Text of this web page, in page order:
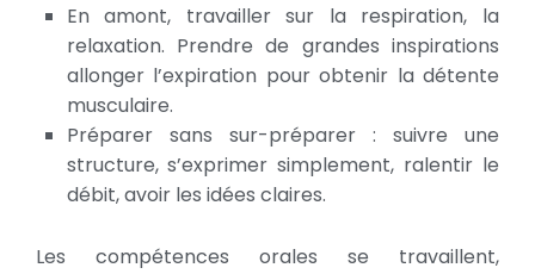
En amont, travailler sur la respiration, la
relaxation. Prendre de grandes inspirations
allonger l’expiration pour obtenir la détente
musculaire.
Préparer sans sur-préparer : suivre une
structure, s’exprimer simplement, ralentir le
débit, avoir les idées claires.
Les compétences orales se travaillent,